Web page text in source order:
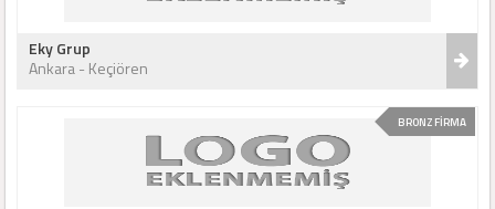
Eky Grup
Ankara - Keçiören
BRONZ FİRMA